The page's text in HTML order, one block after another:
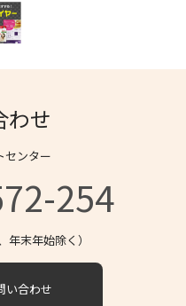
わせ
センター
254
年末年始除く）
い合わせ